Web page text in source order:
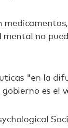
no
"en la
es el